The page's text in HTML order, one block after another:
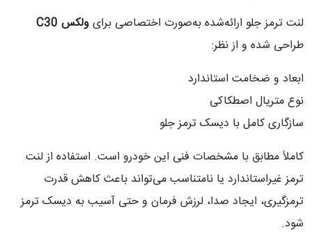
لنت ترمز جلو ارائه‌شده به‌صورت اختصاصی برایولکس
طراحی شده و از نظر:
ابعاد و ضخامت استاندارد
نوع متریال اصطکاکی
سازگاری کامل با دیسک ترمز جلو
کاملاً مطابق با مشخصات فنی این خودرو است. استفاده از لنت
ترمز غیراستاندارد یا نامتناسب می‌تواند باعث کاهش قدرت
ترمزگیری، ایجاد صدا، لرزش فرمان و حتی آسیب به دیسک ترمز
شود.